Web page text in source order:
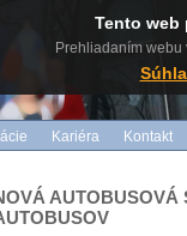
Kariéra Kontakt
AUTOBUSOVÁ
Tento web
Prehliadaním